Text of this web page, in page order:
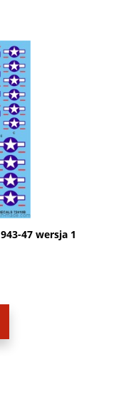
47 wersja 1